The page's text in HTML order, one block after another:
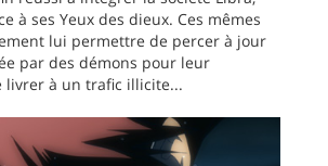
à ses Yeux des dieux. Ces mêmes
lui permettre de percer à jour
par des démons pour leur
livrer à un trafic illicite...